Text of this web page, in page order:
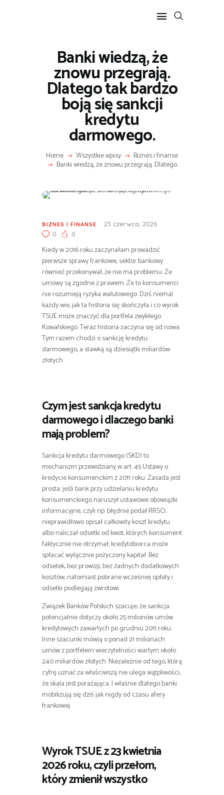
Banki wiedzą, że
znowu przegrają.
Dlatego tak bardzo
boją się sankcji
kredytu
darmowego.
Home Wszystkie wpisy Biznes i finanse
Banki wiedzą, że znowu przegrają. Dlatego...
POPULARNE
BIZNES I FINANSE
IT I TECHNOLOGIE
LIFESTYLE
MOTORYZACJA
BIZNES I FINANSE
23 czerwca, 2026
0
0
Kiedy w 2016 roku zaczynałam prowadzić
pierwsze sprawy frankowe, sektor bankowy
również przekonywał, że nie ma problemu. Że
umowy są zgodne z prawem. Że to konsumenci
nie rozumieją ryzyka walutowego. Dziś niemal
każdy wie, jak ta historia się skończyła i co wyrok
TSUE może znaczyć dla portfela zwykłego
Kowalskiego. Teraz historia zaczyna się od nowa.
Tym razem chodzi o sankcję kredytu
darmowego, a stawką są dziesiątki miliardów
złotych.
Czym jest sankcja kredytu
darmowego i dlaczego banki
mają problem?
Sankcja kredytu darmowego (SKD) to
mechanizm przewidziany w art. 45 Ustawy o
kredycie konsumenckim z 2011 roku. Zasada jest
prosta: jeśli bank przy udzielaniu kredytu
konsumenckiego naruszył ustawowe obowiązki
informacyjne, czyli np. błędnie podał RRSO,
nieprawidłowo opisał całkowity koszt kredytu
albo naliczał odsetki od kwot, których konsument
faktycznie nie otrzymał, kredytobiorca może
spłacać wyłącznie pożyczony kapitał. Bez
odsetek, bez prowizji, bez żadnych dodatkowych
kosztów, natomiast pobrane wcześniej opłaty i
odsetki podlegają zwrotowi.
Związek Banków Polskich szacuje, że sankcja
potencjalnie dotyczy około 25 milionów umów
kredytowych zawartych po grudniu 2011 roku.
Inne szacunki mówią o ponad 21 milionach
umów z portfelem wierzytelności wartym około
240 miliardów złotych. Niezależnie od tego, którą
cyfrę uznać za właściwszą nie ulega wątpliwości,
że skala jest porażająca. I właśnie dlatego banki
mobilizują się dziś jak nigdy od czasu afery
frankowej.
Wyrok TSUE z 23 kwietnia
2026 roku, czyli przełom,
który zmienił wszystko